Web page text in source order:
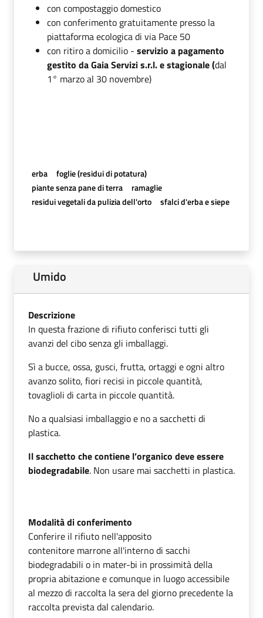
con compostaggio domestico
con conferimento gratuitamente presso la
piattaforma ecologica di via Pace 50
con ritiro a domicilio - servizio a pagamento
gestito da Gaia Servizi s.r.l. estagionale (dal
1° marzo al 30 novembre)
erba
foglie (residui di potatura)
piante senza pane di terra
ramaglie
residui vegetali da pulizia dell'orto
sfalci d'erba e siepe
Umido
Descrizione
In questa frazione di rifiuto conferisci tutti gli
avanzi del cibo senza gli imballaggi.
Sì a bucce, ossa, gusci, frutta, ortaggi e ogni altro
avanzo solito, fiori recisi in piccole quantità,
tovaglioli di carta in piccole quantità.
No a qualsiasi imballaggio e no a sacchetti di
plastica.
Il sacchetto che contiene l’organico deve essere
biodegradabile. Non usare mai sacchetti in plastica.
Modalità di conferimento
Conferire il rifiuto nell'apposito
contenitore marrone all'interno di sacchi
biodegradabili o in mater-bi in prossimità della
propria abitazione e comunque in luogo accessibile
al mezzo di raccolta la sera del giorno precedente la
raccolta prevista dal calendario.